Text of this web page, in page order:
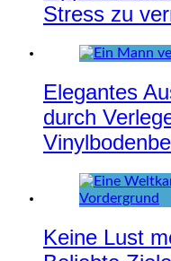
Stress zu
Elegantes
durch
Keine Lust